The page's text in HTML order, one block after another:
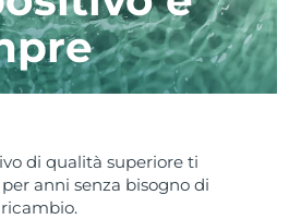
di qualità superiore ti
anni senza bisogno di